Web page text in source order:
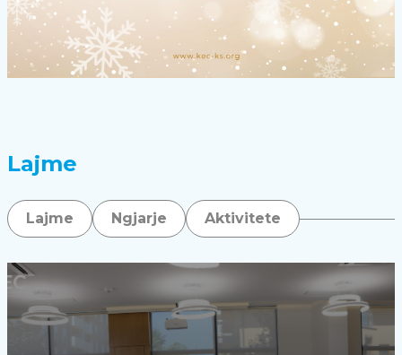
Lajme
Lajme Ngjarje Aktivitete